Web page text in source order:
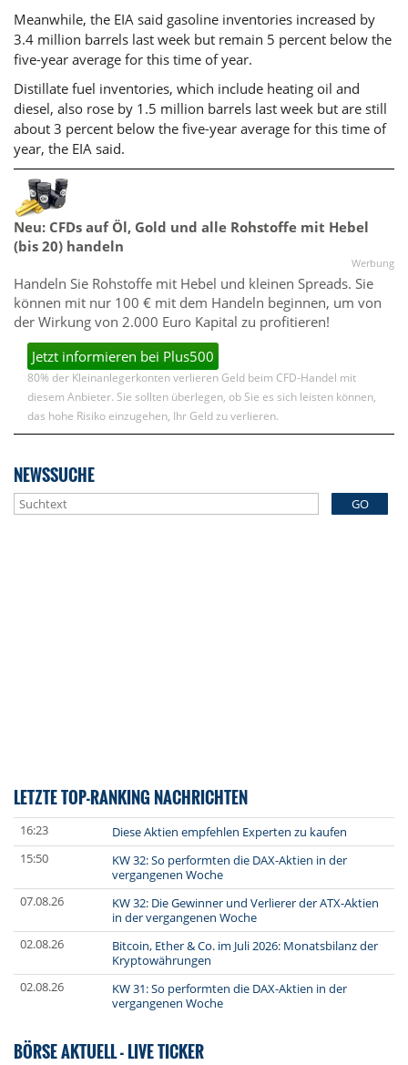
Meanwhile, the EIA said gasoline inventories increased by
3.4 million barrels last week but remain 5 percent below the
five-year average for this time of year.
Distillate fuel inventories, which include heating oil and
diesel, also rose by 1.5 million barrels last week but are still
about 3 percent below the five-year average for this time of
year, the EIA said.
Neu: CFDs auf Öl, Gold und alle Rohstoffe mit Hebel
(bis 20) handeln
Werbung
Handeln Sie Rohstoffe mit Hebel und kleinen Spreads. Sie
können mit nur 100 € mit dem Handeln beginnen, um von
der Wirkung von 2.000 Euro Kapital zu profitieren!
Jetzt informieren bei Plus500
80% der Kleinanlegerkonten verlieren Geld beim CFD-Handel mit
diesem Anbieter. Sie sollten überlegen, ob Sie es sich leisten können,
das hohe Risiko einzugehen, Ihr Geld zu verlieren.
NEWSSUCHE
GO
LETZTE TOP-RANKING NACHRICHTEN
16:23
Diese Aktien empfehlen Experten zu kaufen
15:50
KW 32: So performten die DAX-Aktien in der
vergangenen Woche
07.08.26
KW 32: Die Gewinner und Verlierer der ATX-Aktien
in der vergangenen Woche
02.08.26
Bitcoin, Ether & Co. im Juli 2026: Monatsbilanz der
Kryptowährungen
02.08.26
KW 31: So performten die DAX-Aktien in der
vergangenen Woche
BÖRSE AKTUELL - LIVE TICKER